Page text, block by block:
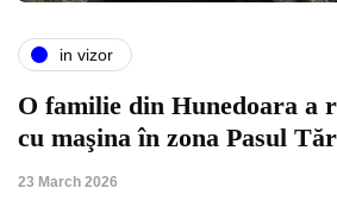
in vizor
O familie din Hunedoara a
cu maşina în zona Pasul
23 March 2026